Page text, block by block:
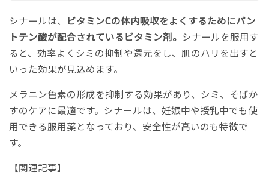
シナールは、 ビタミンCの体内吸収をよくするためにパン
トテン酸が配合されているビタミン剤。 シナールを服用す
ると、効率よくシミの抑制や還元をし、肌のハリを出すと
いった効果が見込めます。
メラニン色素の形成を抑制する効果があり、シミ、そばか
すのケアに最適です。シナールは、妊娠中や授乳中でも使
用できる服用薬となっており、安全性が高いのも特徴で
す。
【関連記事】